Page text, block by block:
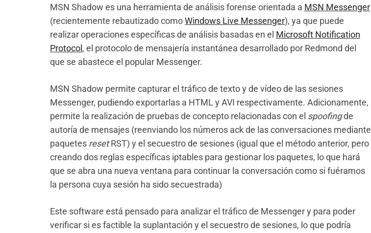
MSN Shadow es una herramienta de análisis forense orientada a MSN Messenger
(recientemente rebautizado comoWindows Live Messenger), ya que puede
realizar operaciones específicas de análisis basadas en el Microsoft Notification
Protocol , el protocolo de mensajería instantánea desarrollado por Redmond del
que se abastece el popular Messenger.
MSN Shadow permite capturar el tráfico de texto y de vídeo de las sesiones
Messenger, pudiendo exportarlas a HTML y AVI respectivamente. Adicionamente,
permite la realización de pruebas de concepto relacionadas con el spoofingde
autoría de mensajes (reenviando los números ack de las conversaciones mediante
paquetes resetRST) y el secuestro de sesiones (igual que el método anterior, pero
creando dos reglas específicas iptables para gestionar los paquetes, lo que hará
que se abra una nueva ventana para continuar la conversación como si fuéramos
la persona cuya sesión ha sido secuestrada)
Este software está pensado para analizar el tráfico de Messenger y para poder
verificar si es factible la suplantación y el secuestro de sesiones, lo que podría